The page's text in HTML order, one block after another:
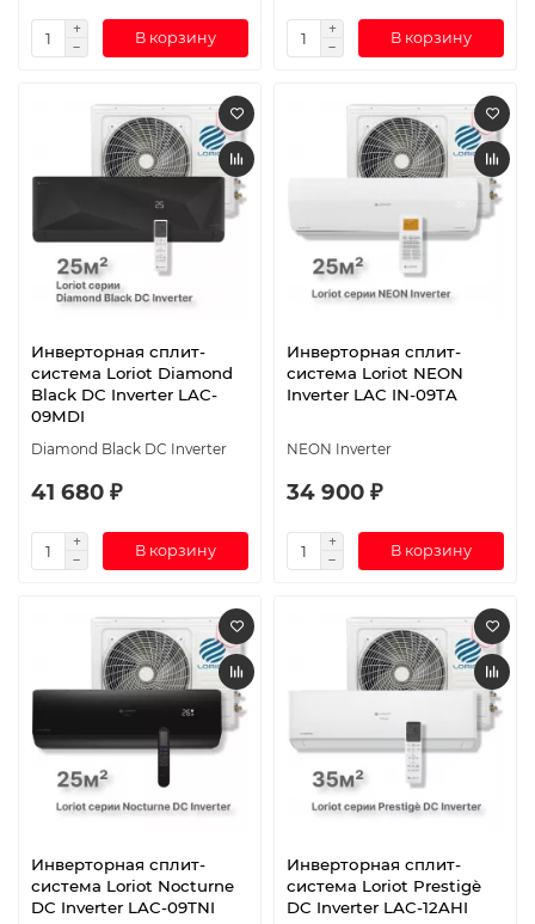
В корзину В корзину
Инверторная сплит-
система Loriot Diamond
Black DC Inverter LAC-
09MDI
Diamond Black DC Inverter
41 680 ₽
В корзину
Инверторная сплит-
система Loriot NEON
Inverter LAC IN-09TA
NEON Inverter
34 900 ₽
В корзину
Инверторная сплит-
система Loriot Nocturne
DC Inverter LAC-09TNI
Инверторная сплит-
система Loriot Prestigè
DC Inverter LAC-12AHI